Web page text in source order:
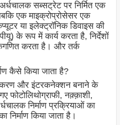
सब्सट्रेट पर निर्मित एक
एक माइक्रोप्रोसेसर एक
या इलेक्ट्रॉनिक डिवाइस की
के रूप में कार्य करता है, निर्देशों
करता है। और तर्क
कैसे किया जाता है?
और इंटरकनेक्शन बनाने के
फोटोलिथोग्राफी, नक़्क़ाशी,
निर्माण प्रक्रियाओं का
किया जाता है।